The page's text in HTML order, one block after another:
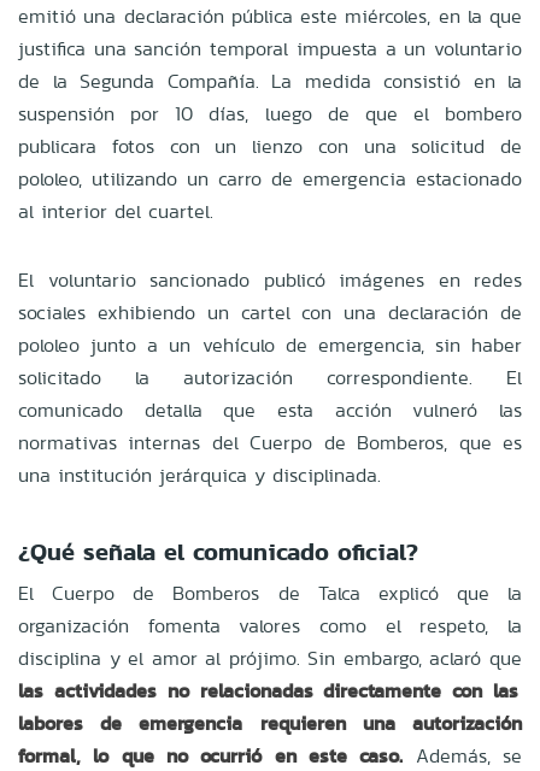
emitió una declaración pública este miércoles, en la que
justifica una sanción temporal impuesta a un voluntario
de la Segunda Compañía. La medida consistió en la
suspensión por 10 días, luego de que el bombero
publicara fotos con un lienzo con una solicitud de
pololeo, utilizando un carro de emergencia estacionado
al interior del cuartel.
El voluntario sancionado publicó imágenes en redes
sociales exhibiendo un cartel con una declaración de
pololeo junto a un vehículo de emergencia, sin haber
solicitado la autorización correspondiente. El
comunicado detalla que esta acción vulneró las
normativas internas del Cuerpo de Bomberos, que es
una institución jerárquica y disciplinada.
¿Qué señala el comunicado oficial?
El Cuerpo de Bomberos de Talca explicó que la
organización fomenta valores como el respeto, la
disciplina y el amor al prójimo. Sin embargo, aclaró que
las actividades no relacionadas directamente con las
labores de emergencia requieren una autorización
formal, lo que no ocurrió en este caso. Además, se